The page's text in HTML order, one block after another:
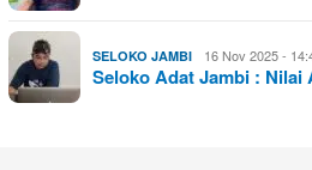
SELOKO JAMBI 16 Nov 2025 -
Seloko Adat Jambi :